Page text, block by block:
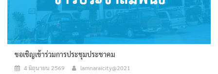
ขอเชิญเข้าร่วมการประชุมประชาคม
4 มิถุนายน 2569 lamnaraicity@2021